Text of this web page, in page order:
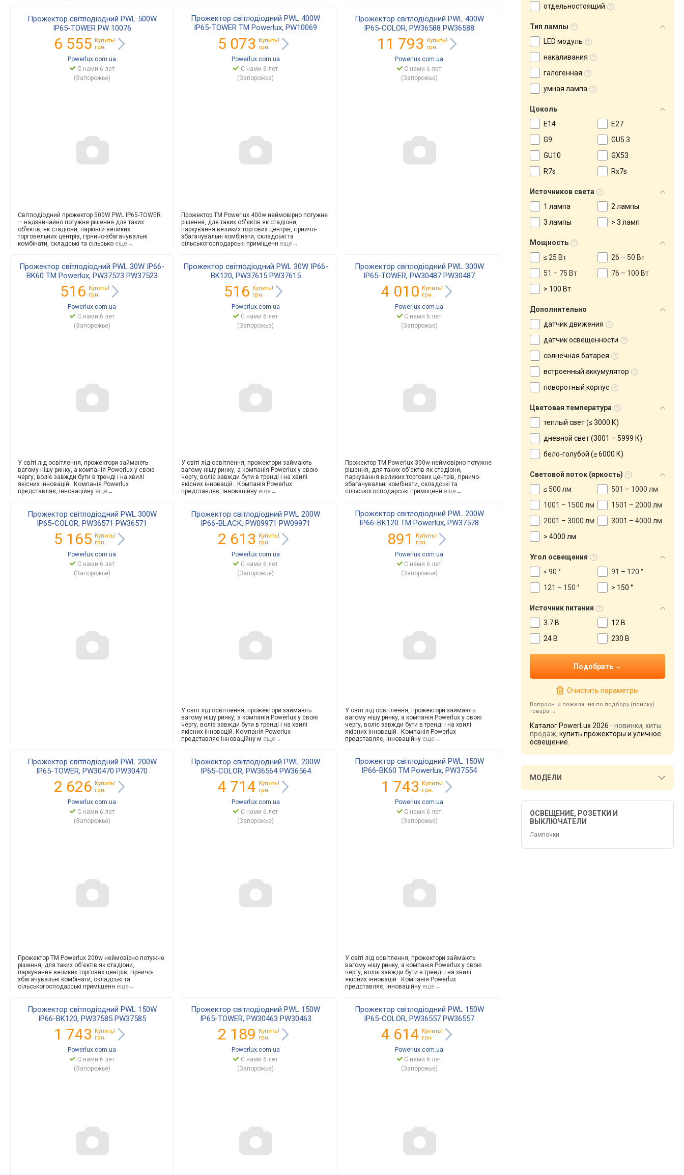
Прожектор світлодіодний PWL 500W
IP65-TOWER PW 10076
6 555 Купить!
грн.
Powerlux.com.ua
С нами 6 лет
(Запорожье)
Світлодіодний прожектор 500W PWL IP65-TOWER
— надзвичайно потужне рішення для таких
об’єктів, як стадіони, паркінги великих
торговельних центрів, гірничо-збагачувальні
комбінати, складські та сільсько еще→
Прожектор світлодіодний PWL 400W
IP65-TOWER TM Powerlux, PW10069
PW10069
5 073
Купить!
грн.
Powerlux.com.ua
С нами 6 лет
(Запорожье)
Прожектор TM Powerlux 400w неймовірно потужне
рішення, для таких об'єктів як стадіони,
паркування великих торгових центрів, гірничо-
збагачувальні комбінати, складські та
сільськогосподарські приміщенн еще→
Прожектор світлодіодний PWL 400W
IP65-COLOR, PW36588 PW36588
11 793
Купить!
грн.
Powerlux.com.ua
С нами 6 лет
(Запорожье)
Прожектор світлодіодний PWL 30W IP66-
BK60 TM Powerlux, PW37523 PW37523
516 Купить!
грн.
Powerlux.com.ua
С нами 6 лет
(Запорожье)
У світі лід освітлення, прожектори займають
вагому нішу ринку, а компанія Powerlux у свою
чергу, воліє завжди бути в тренді і на хвилі
якісних інновацій. Компанія Powerlux
представляє, інноваційну еще→
Прожектор світлодіодний PWL 30W IP66-
BK120, PW37615 PW37615
516 Купить!
грн.
Powerlux.com.ua
С нами 6 лет
(Запорожье)
У світі лід освітлення, прожектори займають
вагому нішу ринку, а компанія Powerlux у свою
чергу, воліє завжди бути в тренді і на хвилі
якісних інновацій. Компанія Powerlux
представляє, інноваційну еще→
Прожектор світлодіодний PWL 300W
IP65-TOWER, PW30487 PW30487
4 010 Купить!
грн.
Powerlux.com.ua
С нами 6 лет
(Запорожье)
Прожектор TM Powerlux 300w неймовірно потужне
рішення, для таких об'єктів як стадіони,
паркування великих торгових центрів, гірничо-
збагачувальні комбінати, складські та
сільськогосподарські приміщенн еще→
Прожектор світлодіодний PWL 300W
IP65-COLOR, PW36571 PW36571
5 165 Купить!
грн.
Powerlux.com.ua
С нами 6 лет
(Запорожье)
Прожектор світлодіодний PWL 200W
IP66-BLACK, PW09971 PW09971
2 613
Купить!
грн.
Powerlux.com.ua
С нами 6 лет
(Запорожье)
У світі лід освітлення, прожектори займають
вагому нішу ринку, а компанія Powerlux у свою
чергу, воліє завжди бути в тренді і на хвилі
якісних інновацій. Компанія Powerlux
представляє інноваційну м еще→
Прожектор світлодіодний PWL 200W
IP66-BK120 TM Powerlux, PW37578
PW37578
891
Купить!
грн.
Powerlux.com.ua
С нами 6 лет
(Запорожье)
У світі лід освітлення, прожектори займають
вагому нішу ринку, а компанія Powerlux у свою
чергу, воліє завжди бути в тренді і на хвилі
якісних інновацій. Компанія Powerlux
представляє, інноваційнуеще→
Прожектор світлодіодний PWL 200W
IP65-TOWER, PW30470 PW30470
2 626 Купить!
грн.
Powerlux.com.ua
С нами 6 лет
(Запорожье)
Прожектор TM Powerlux 200w неймовірно потужне
рішення, для таких об'єктів як стадіони,
паркування великих торгових центрів, гірничо-
збагачувальні комбінати, складські та
сільськогосподарські приміщенн еще→
Прожектор світлодіодний PWL 200W
IP65-COLOR, PW36564 PW36564
4 714 Купить!
грн.
Powerlux.com.ua
С нами 6 лет
(Запорожье)
Прожектор світлодіодний PWL 150W
IP66-BK60 TM Powerlux, PW37554
PW37554
1 743
Купить!
грн.
Powerlux.com.ua
С нами 6 лет
(Запорожье)
У світі лід освітлення, прожектори займають
вагому нішу ринку, а компанія Powerlux у свою
чергу, воліє завжди бути в тренді і на хвилі
якісних інновацій. Компанія Powerlux
представляє, інноваційнуеще→
Прожектор світлодіодний PWL 150W
IP66-BK120, PW37585 PW37585
1 743
Купить!
грн.
Powerlux.com.ua
С нами 6 лет
(Запорожье)
Прожектор світлодіодний PWL 150W
IP65-TOWER, PW30463 PW30463
2 189
Купить!
грн.
Powerlux.com.ua
С нами 6 лет
(Запорожье)
Прожектор світлодіодний PWL 150W
IP65-COLOR, PW36557 PW36557
4 614 Купить!
грн.
Powerlux.com.ua
С нами 6 лет
(Запорожье)
отдельностоящий
Тип лампы
LED модуль
накаливания
галогенная
умная лампа
Цоколь
E14
E27
G9
GU5.3
GU10
GX53
R7s
Rx7s
Источников света
1 лампа
2 лампы
3 лампы
> 3 ламп
Мощность
≤ 25 Вт
26 – 50 Вт
51 – 75 Вт
76 – 100 Вт
> 100 Вт
Дополнительно
датчик движения
датчик освещенности
солнечная батарея
встроенный аккумулятор
поворотный корпус
Цветовая температура
теплый свет (≤ 3000 К)
дневной свет (3001 – 5999 К)
бело-голубой (≥ 6000 К)
Световой поток (яркость)
≤ 500 лм
501 – 1000 лм
1001 – 1500 лм
1501 – 2000 лм
2001 – 3000 лм
3001 – 4000 лм
> 4000 лм
Угол освещения
≤ 90 °
91 – 120 °
121 – 150 °
> 150 °
Источник питания
3.7 В
12 В
24 В
230 В
Очистить параметры
Вопросы и пожелания по подбору (поиску)
товара
Каталог PowerLux 2026 - новинки, хиты
продаж, купить прожекторы и уличное
освещение
МОДЕЛИ
ОСВЕЩЕНИЕ, РОЗЕТКИ И
ВЫКЛЮЧАТЕЛИ
Лампочки